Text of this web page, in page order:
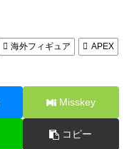
海外フィギュア
APEX
Misskey
コピー